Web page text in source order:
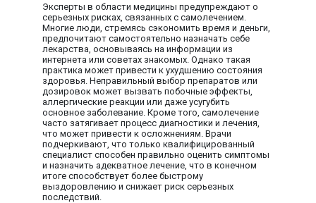
Эксперты в области медицины предупреждают о
серьезных рисках, связанных с самолечением.
Многие люди, стремясь сэкономить время и деньги,
предпочитают самостоятельно назначать себе
лекарства, основываясь на информации из
интернета или советах знакомых. Однако такая
практика может привести к ухудшению состояния
здоровья. Неправильный выбор препаратов или
дозировок может вызвать побочные эффекты,
аллергические реакции или даже усугубить
основное заболевание. Кроме того, самолечение
часто затягивает процесс диагностики и лечения,
что может привести к осложнениям. Врачи
подчеркивают, что только квалифицированный
специалист способен правильно оценить симптомы
и назначить адекватное лечение, что в конечном
итоге способствует более быстрому
выздоровлению и снижает риск серьезных
последствий.